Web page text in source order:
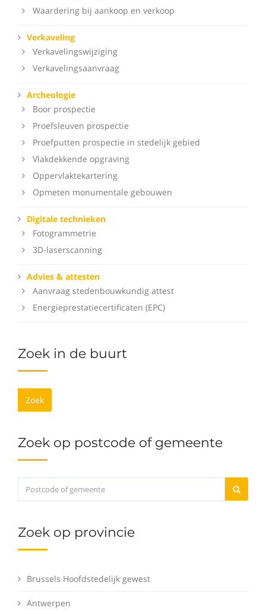
Waardering bij aankoop en verkoop
Verkaveling
Verkavelingswijziging
Verkavelingsaanvraag
Archeologie
Boor prospectie
Proefsleuven prospectie
Proefputten prospectie in stedelijk gebied
Vlakdekkende opgraving
Oppervlaktekartering
Opmeten monumentale gebouwen
Digitale technieken
Fotogrammetrie
3D-laserscanning
Advies & attesten
Aanvraag stedenbouwkundig attest
Energieprestatiecertificaten (EPC)
Zoek in de buurt
Zoek
Zoek op postcode of gemeente
Zoek op provincie
Brussels Hoofdstedelijk gewest
Antwerpen